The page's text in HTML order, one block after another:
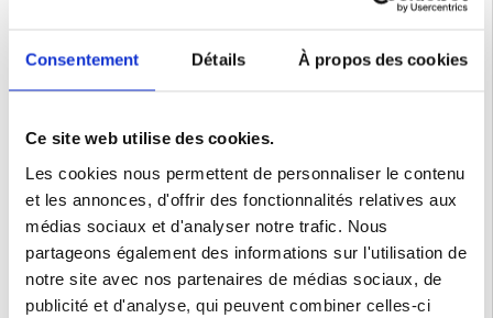
Consentement Détails À propos des cookies
Ce site web utilise des cookies.
Les cookies nous permettent de personnaliser le contenu
et les annonces, d'offrir des fonctionnalités relatives aux
médias sociaux et d'analyser notre trafic. Nous
partageons également des informations sur l'utilisation de
notre site avec nos partenaires de médias sociaux, de
publicité et d'analyse, qui peuvent combiner celles-ci
- Microphone CVC à réduction de bruit pour des appels mains libres cristallins
- Les écouteurs Bluetooth ouverts YYK Q80 offrent jusqu'à 6h d'autonomie
- Le boîtier de charge prolonge considérablement la durée de vie de la batterie
- Portée sans fil : jusqu'à 10 m
- Diamètre conducteur : 13mm
- Autonomie : jusqu'à 6h, 36h avec étui
- Autonomie en veille : jusqu'à 480h
- Connecteur de charge : USB-C
Emballage:Euroblister
EAN: 5714122304933
Accessoires téléphone
Casque pour la
course et l'entraînement